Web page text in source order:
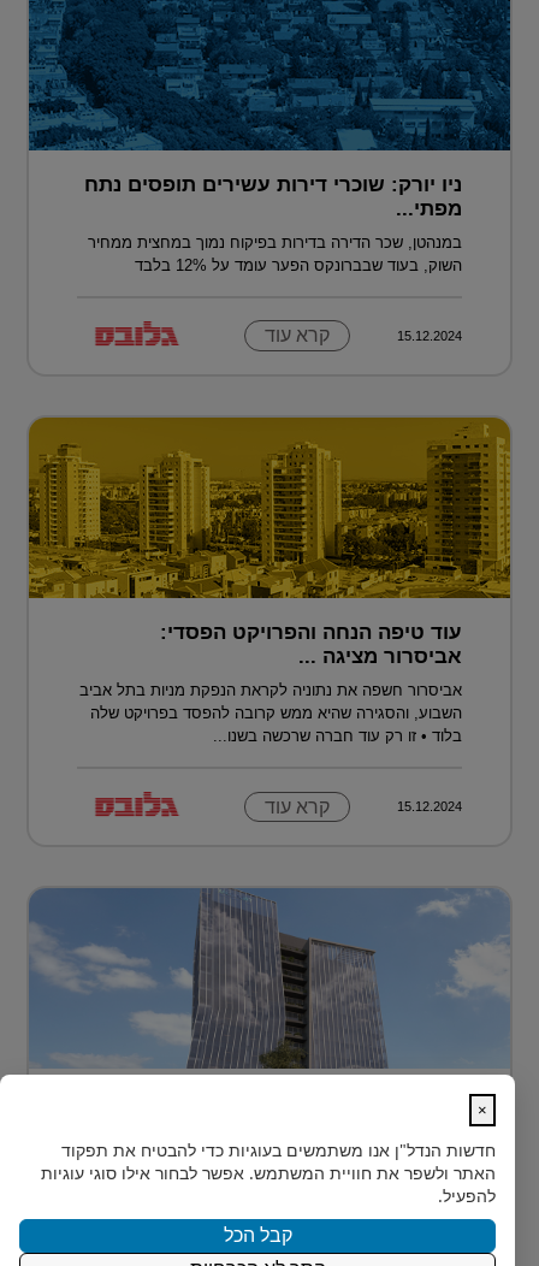
ניו יורק: שוכרי דירות עשירים תופסים נתח
מפתי...
במנהטן, שכר הדירה בדירות בפיקוח נמוך במחצית ממחיר
השוק, בעוד שבברונקס הפער עומד על 12% בלבד
15.12.2024 קרא עוד
עוד טיפה הנחה והפרויקט הפסדי:
אביסרור מציגה ...
אביסרור חשפה את נתוניה לקראת הנפקת מניות בתל אביב
השבוע, והסגירה שהיא ממש קרובה להפסד בפרויקט שלה
בלוד • זו רק עוד חברה שרכשה בשנו...
15.12.2024 קרא עוד
MEDIPORT תל השומר - נבנה לפרוץ דרך אל המחר
בעולם הרפואה של המאה ה-21, קצב החדשנות אינו
מאפשר מנ...
×
חדשות הנדל"ן אנו משתמשים בעוגיות כדי להבטיח את תפקוד
האתר ולשפר את חוויית המשתמש. אפשר לבחור אילו סוגי עוגיות
להפעיל.
קבל הכל